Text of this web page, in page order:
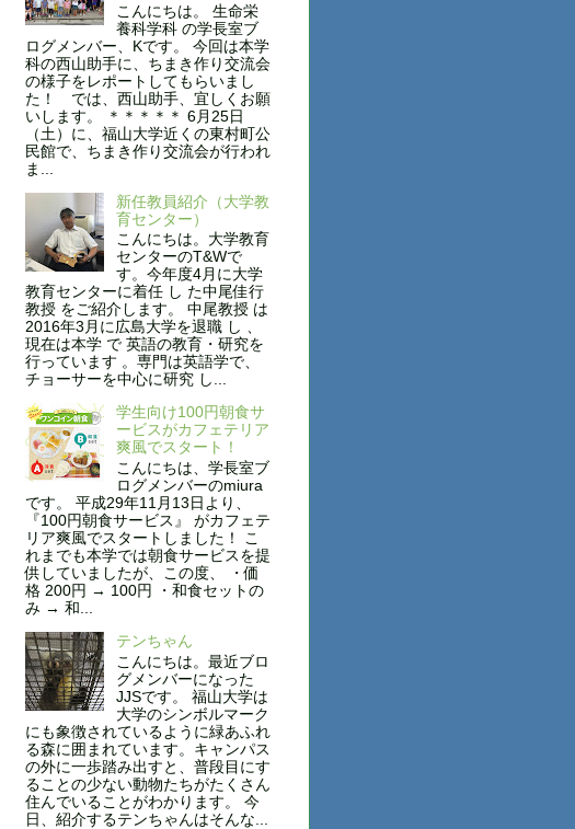
こんにちは。 生命栄
養科学科 の学長室ブ
ログメンバー、Kです。 今回は本学
科の西山助手に、ちまき作り交流会
の様子をレポートしてもらいまし
た！ では、西山助手、宜しくお願
いします。 ＊＊＊＊＊ 6月25日
（土）に、福山大学近くの東村町公
民館で、ちまき作り交流会が行われ
ま...
新任教員紹介（大学教
育センター）
こんにちは。大学教育
センターのT&Wで
す。今年度4月に大学
教育センターに着任 し た中尾佳行
教授 をご紹介します。 中尾教授 は
2016年3月に広島大学を退職 し 、
現在は本学 で 英語の教育・研究を
行っています 。専門は英語学で、
チョーサーを中心に研究 し...
学生向け100円朝食サ
ービスがカフェテリア
爽風でスタート！
こんにちは、学長室ブ
ログメンバーのmiura
です。 平成29年11月13日より、
『100円朝食サービス』 がカフェテ
リア爽風でスタートしました！ こ
れまでも本学では朝食サービスを提
供していましたが、この度、 ・価
格 200円 → 100円 ・和食セットの
み → 和...
テンちゃん
こんにちは。最近ブロ
グメンバーになった
JJSです。 福山大学は
大学のシンボルマーク
にも象徴されているように緑あふれ
る森に囲まれています。キャンパス
の外に一歩踏み出すと、普段目にす
ることの少ない動物たちがたくさん
住んでいることがわかります。 今
日、紹介するテンちゃんはそんな...